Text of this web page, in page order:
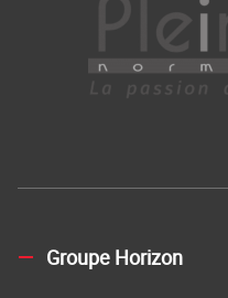
Groupe Horizon